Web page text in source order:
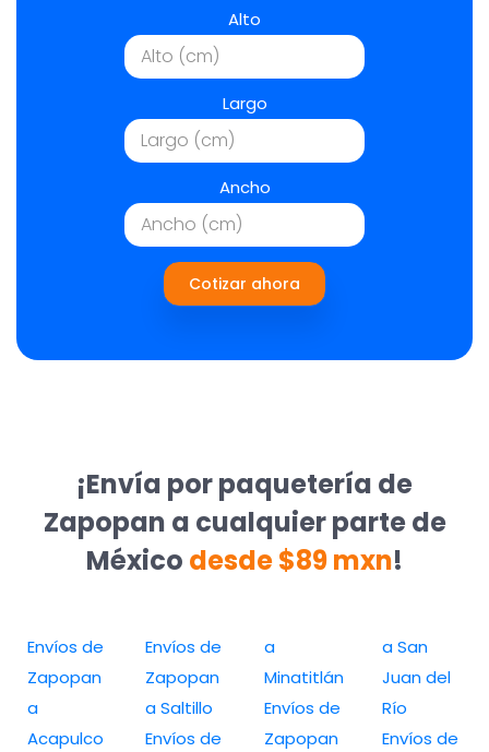
Alto
Largo
Ancho
Cotizar ahora
¡Envía por paquetería de
Zapopan a cualquier parte de
México desde $89 mxn!
Envíos de
Zapopan
a
Acapulco
Envíos de
Zapopan
a Saltillo
Envíos de
a
Minatitlán
Envíos de
Zapopan
a San
Juan del
Río
Envíos de